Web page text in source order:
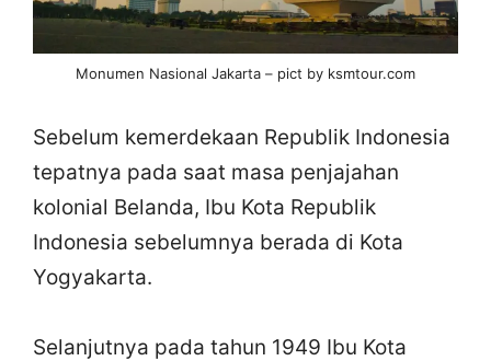
Monumen Nasional Jakarta – pict by ksmtour.com
Sebelum kemerdekaan Republik Indonesia
tepatnya pada saat masa penjajahan
kolonial Belanda, Ibu Kota Republik
Indonesia sebelumnya berada di Kota
Yogyakarta.
Selanjutnya pada tahun 1949 Ibu Kota